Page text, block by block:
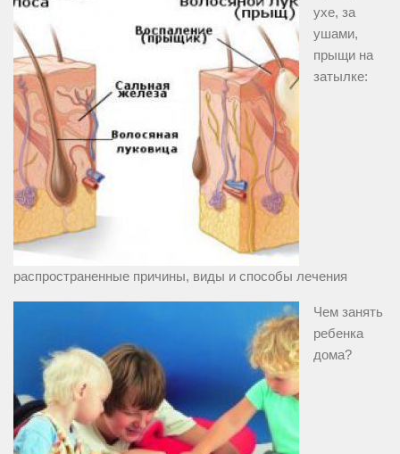
ухе, за
ушами,
прыщи на
затылке:
распространенные причины, виды и способы лечения
Чем занять
ребенка
дома?